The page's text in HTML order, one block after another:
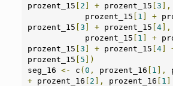
prozent_15 [ 2 ] + prozent_15 [3 ],
            prozent_15
[ 1 ] +
prozent_15 [3 ] + prozent_15 [4],
            prozent_15
[ 1 ] +
prozent_15 [3 ] + prozent_15 [4]
prozent_15 [ 5 ])
seg_16 <- c (0 , prozent_16 [ 1 ],
+ prozent_16 [ 2 ], prozent_16 [ 1 ]